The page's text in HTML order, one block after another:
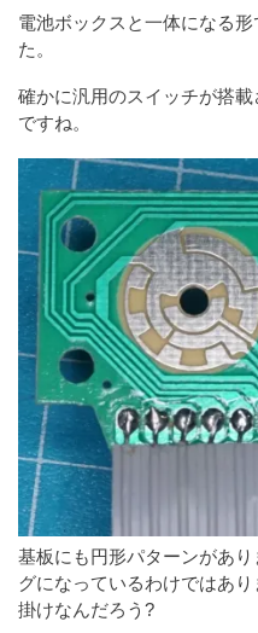
電池ボックスと一体になる
た。
確かに汎用のスイッチが搭
ですね。
基板にも円形パターンがあ
グになっているわけではあ
掛けなんだろう?